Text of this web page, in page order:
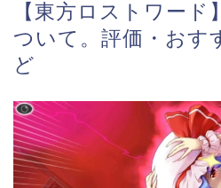
【東方ロストワー
ついて。評価・おす
ど